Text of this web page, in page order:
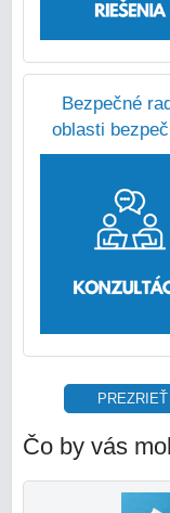
Bezpečné
oblasti
Čo by vás